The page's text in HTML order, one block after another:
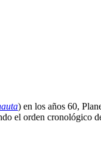
) en los años 60,
el orden cronológico